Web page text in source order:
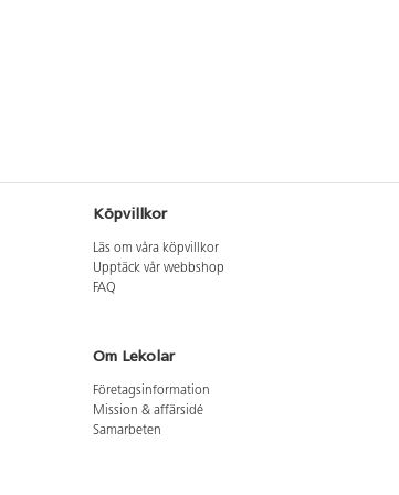
Köpvillkor
Läs om våra köpvillkor
Upptäck vår webbshop
FAQ
Om Lekolar
Företagsinformation
Mission & affärsidé
Samarbeten